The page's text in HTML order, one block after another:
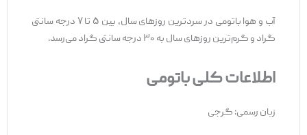
آب و هوا باتومی در سردترین روزهای سال، بین ۵ تا ۷ درجه سانتی
گراد و گرم‌ترین روزهای سال به ۳۰ درجه سانتی گراد می‌رسد.
اطلاعات کلی باتومی
زبان رسمی: گرجی